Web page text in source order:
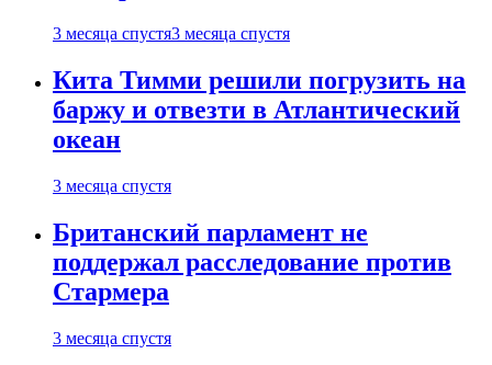
3 месяца спустя3 месяца спустя
Кита Тимми решили погрузить на
баржу и отвезти в Атлантический
океан
3 месяца спустя
Британский парламент не
поддержал расследование против
Стармера
3 месяца спустя